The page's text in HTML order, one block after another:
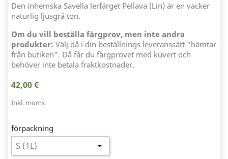
Den inhemska Savella lerfärget Pellava (Lin) är en vacker
naturlig ljusgrå ton.
Om du vill beställa färgprov, men inte andra
produkter: Välj då i din beställnings leveranssätt "hämtar
från butiken". Då får du färgprovet med kuvert och
behöver inte betala fraktkostnader.
42,00 €
Inkl. moms
förpackning